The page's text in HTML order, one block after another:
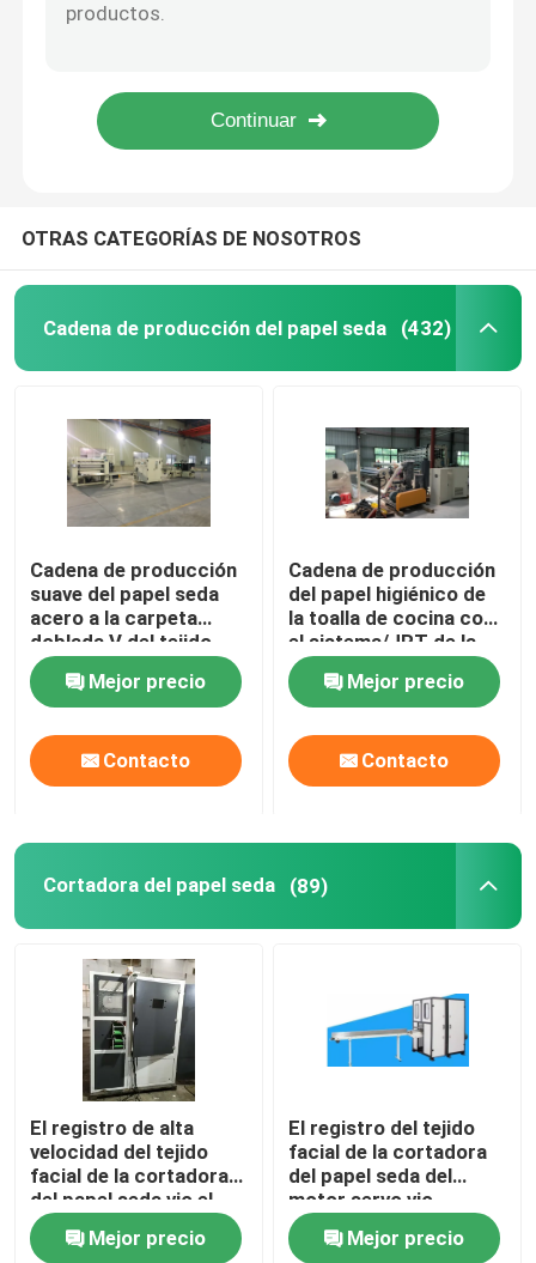
Empaquetadora del papel seda
Máquina de plegado de tejido facial usada
Máquina de embalaje de papel blando usada
Máquina de sierra de registro de tejido facial usada
Máquina de embalaje de papel higiénico usado
Máquina de envoltura de papel higiénico de un solo
Máquina de embalaje de caja de tejidos de segunda
Transferencia automática de máquina entrelazada
OTRAS CATEGORÍAS DE NOSOTROS
Cadena de producción del papel seda (432)
Cadena de producción
suave del papel seda
acero a la carpeta
doblada V del tejido
facial del acero
Mejor precio
Contacto
Cadena de producción
del papel higiénico de
la toalla de cocina con
el sistema/JRT de la
laminación del
pegamentoMejor precio
Contacto
Cortadora del papel seda (89)
El registro de alta
velocidad del tejido
facial de la cortadora
del papel seda vio el
cortador 380V 50Hz
Mejor precio
El registro del tejido
facial de la cortadora
del papel seda del
motor servo vio
control del PLC del
cortadorMejor precio